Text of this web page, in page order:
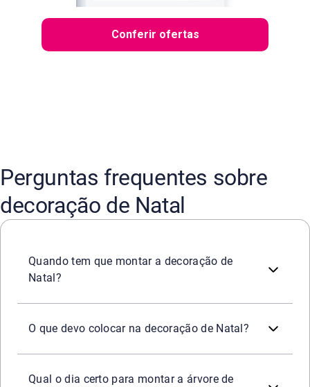
Conferir ofertas
Perguntas frequentes sobre
decoração de Natal
Quando tem que montar a decoração de
Natal?
O que devo colocar na decoração de Natal?
Qual o dia certo para montar a árvore de